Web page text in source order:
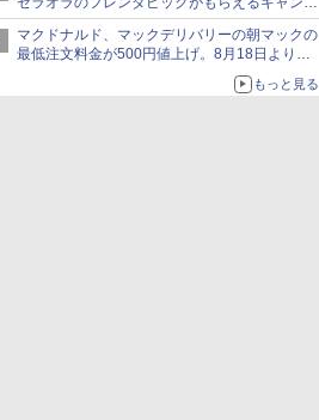
ーン開催！
マクドナルド、マックデリバリーの朝マックの
最低注文料金が500円値上げ。8月18日より
もっと見る